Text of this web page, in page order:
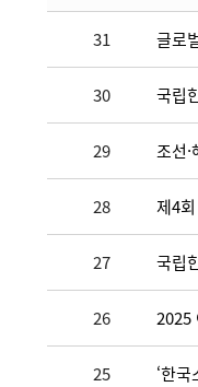
31 글로
30 국립
29 조선
28 제4
27 국립
26 2025
25